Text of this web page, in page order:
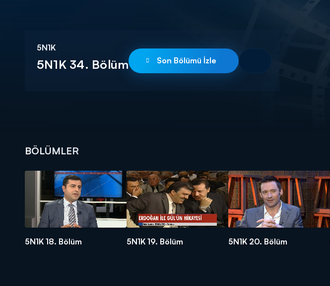
5N1K
5N1K 34. Bölüm Son Bölümü İzle
BÖLÜMLER
5N1K 18. Bölüm 5N1K 19. Bölüm 5N1K 20. Bölüm